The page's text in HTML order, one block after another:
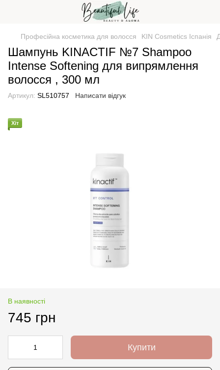
Професійна косметика для волосся KIN Cosmetics Іспанія
Шампунь KINACTIF №7 Shampoo
Intense Softening для випрямлення
волосся , 300 мл
Артикул: SL510757 Написати відгук
Хіт
В наявності
745 грн
Купити